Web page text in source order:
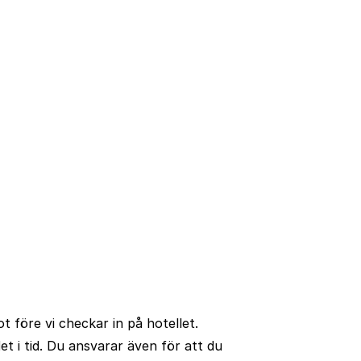
Fame.
före vi checkar in på hotellet.
i tid. Du ansvarar även för att du